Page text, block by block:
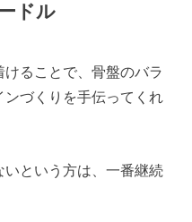
ドル
ることで、骨盤のバラ
づくりを手伝ってくれ
という方は、一番継続